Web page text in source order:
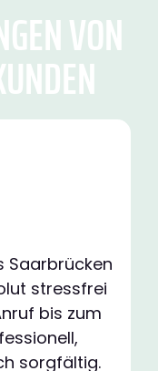
VON
Saarbrücken
stressfrei
bis zum
sorgfältig.